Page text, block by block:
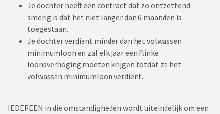
Je dochter heeft een contract dat zo ontzettend
smerig is dat het niet langer dan 6 maanden is
toegestaan.
Je dochter verdient minder dan het volwassen
minimumloon en zal elk jaar een flinke
loonsverhoging moeten krijgen totdat ze het
volwassen minimumloon verdient.
IEDEREEN in die omstandigheden wordt uiteindelijk om een